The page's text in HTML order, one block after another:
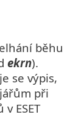
běhu
ekrn).
se výpis,
při
ESET